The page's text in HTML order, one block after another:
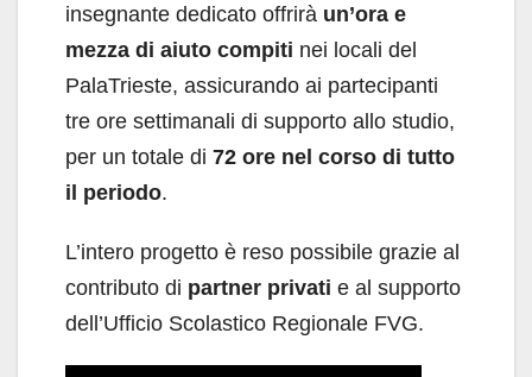
insegnante dedicato offrirà un’ora e
mezza di aiuto compiti nei locali del
PalaTrieste, assicurando ai partecipanti
tre ore settimanali di supporto allo studio,
per un totale di 72 ore nel corso di tutto
il periodo.
L’intero progetto è reso possibile grazie al
contributo di partner privati e al supporto
dell’Ufficio Scolastico Regionale FVG.